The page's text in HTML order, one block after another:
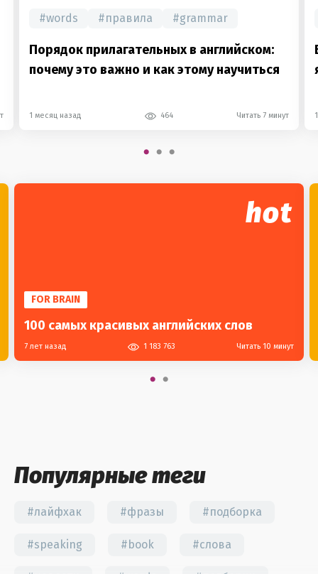
#words #правила #grammar
Порядок прилагательных в английском:
почему это важно и как этому научиться
1 месяц назад 464 Читать 7 минут
hot
FOR BRAIN
100 самых красивых английских слов
7 лет назад 1 183 763 Читать 10 минут
Популярные теги
#лайфхак #фразы #подборка
#speaking #book #слова